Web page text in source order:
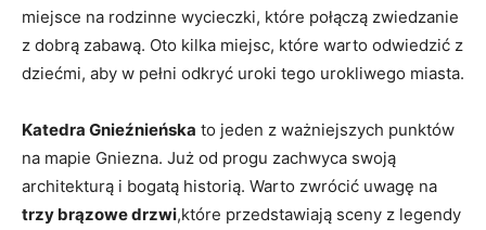
miejsce na rodzinne wycieczki,​ które połączą zwiedzanie
z dobrą zabawą. ‍Oto kilka miejsc, które warto ⁣odwiedzić z
dziećmi, aby w pełni odkryć uroki tego ‌urokliwego‍ miasta.
Katedra Gnieźnieńska to jeden z ważniejszych punktów
na mapie Gniezna. Już⁣ od progu zachwyca swoją
architekturą i bogatą historią. Warto zwrócić ⁣uwagę na
trzy brązowe ‍drzwi,które przedstawiają sceny z legendy